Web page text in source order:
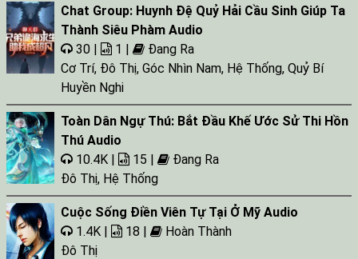
Chat Group: Huynh Đệ Quỷ Hải Cầu Sinh Giúp Ta
Thành Siêu Phàm Audio
30 |
1 |
Đang Ra
Cơ Trí, Đô Thị, Góc Nhìn Nam, Hệ Thống, Quỷ Bí
Huyền Nghi
Toàn Dân Ngự Thú: Bắt Đầu Khế Ước Sử Thi Hồn
Thú Audio
10.4K |
15 |
Đang Ra
Đô Thị, Hệ Thống
Cuộc Sống Điền Viên Tự Tại Ở Mỹ Audio
1.4K |
18 |
Hoàn Thành
Đô Thị